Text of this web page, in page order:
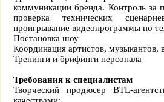
коммуникации бренда. Контроль за
проверка технических
проигрывание видеопрограммы по
Постановка шоу
Координация артистов,
Тренинги и брифинги персонала
Требования к специалистам
Творческий продюсер BTL-